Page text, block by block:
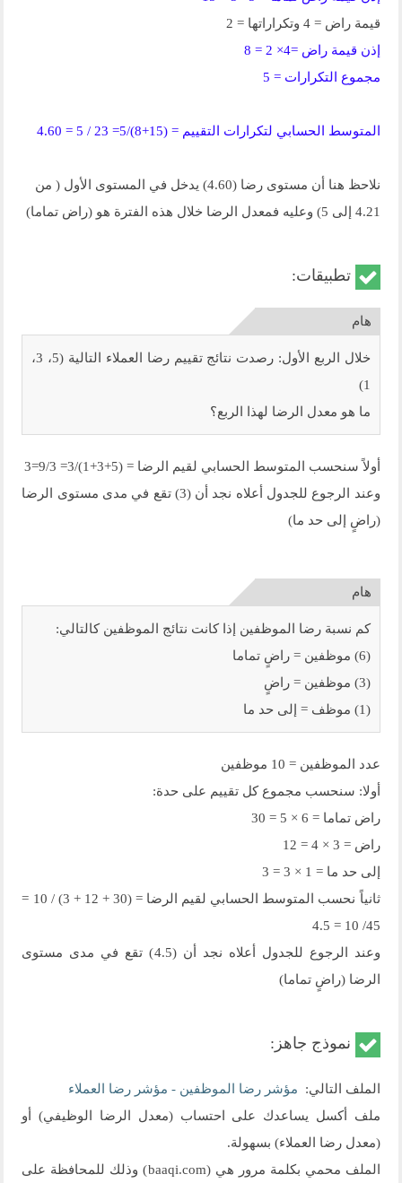
قيمة راض = 4 وتكراراتها = 2
إذن قيمة راض =4× 2 = 8
مجموع التكرارات = 5
المتوسط الحسابي لتكرارات التقييم = (15+8)/5= 23 / 5 = 4.60
نلاحظ هنا أن مستوى رضا (4.60) يدخل في المستوى الأول ( من
4.21 إلى 5) وعليه فمعدل الرضا خلال هذه الفترة هو (راض تماما)
تطبيقات:
خلال الربع الأول: رصدت نتائج تقييم رضا العملاء التالية (5، 3،
1)
ما هو معدل الرضا لهذا الربع؟
أولاً سنحسب المتوسط الحسابي لقيم الرضا = (5+3+1)/3= 9/3=3
وعند الرجوع للجدول أعلاه نجد أن (3) تقع في مدى مستوى الرضا
(راضٍ إلى حد ما)
كم نسبة رضا الموظفين إذا كانت نتائج الموظفين كالتالي:
(6) موظفين = راضٍ تماما
(3) موظفين = راضٍ
(1) موظف = إلى حد ما
عدد الموظفين = 10 موظفين
أولا: سنحسب مجموع كل تقييم على حدة:
راض تماما = 6 × 5 = 30
راض = 3 × 4 = 12
إلى حد ما = 1 × 3 = 3
ثانياً نحسب المتوسط الحسابي لقيم الرضا = (30 + 12 + 3) / 10 =
45/ 10 = 4.5
وعند الرجوع للجدول أعلاه نجد أن (4.5) تقع في مدى مستوى
الرضا (راضٍ تماما)
نموذج جاهز:
الملف التالي: مؤشر رضا الموظفين - مؤشر رضا العملاء
ملف أكسل يساعدك على احتساب (معدل الرضا الوظيفي) أو
(معدل رضا العملاء) بسهولة.
الملف محمي بكلمة مرور هي (baaqi.com) وذلك للمحافظة على